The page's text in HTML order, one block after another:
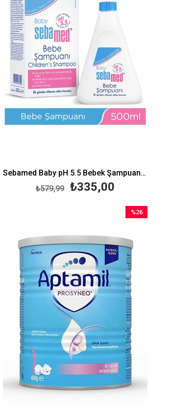
Sebamed Baby pH 5.5 Bebek Şampuanı 500 ml
₺335,00
₺579,99
%26
%26İndirim